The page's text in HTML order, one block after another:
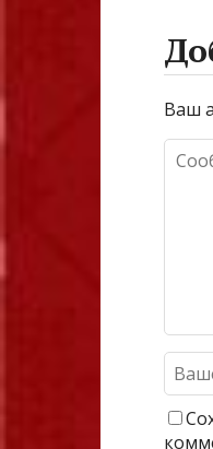
Ваш